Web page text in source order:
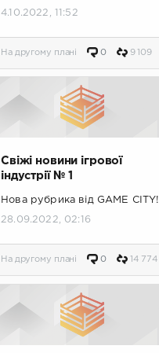
4.10.2022, 11:52
На другому плані 0 9 109
Свіжі новини ігрової
індустрії № 1
Нова рубрика від GAME CITY!
28.09.2022, 02:16
На другому плані 0 14 774